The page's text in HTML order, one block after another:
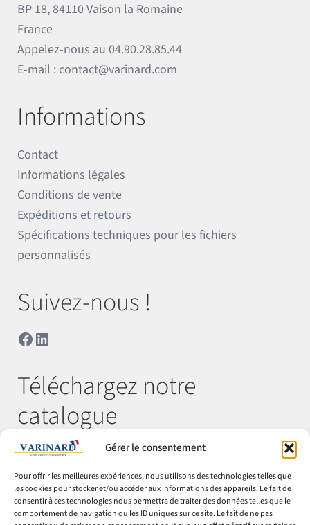
Gérer le consentement
Pour offrir les meilleures expériences, nous utilisons des technologies telles que
les cookies pour stocker et/ou accéder aux informations des appareils. Le fait de
consentir à ces technologies nous permettra de traiter des données telles que le
comportement de navigation ou les ID uniques sur ce site. Le fait de ne pas
BP 18, 84110 Vaison la Romaine
France
Appelez-nous au04.90.28.85.44
E-mail : contact@varinard.com
Informations
Contact
Informations légales
Conditions de vente
Expéditions et retours
Spécifications techniques pour les fichiers
personnalisés
Suivez-nous !
Facebook
LinkedIn
Téléchargez notre
catalogue